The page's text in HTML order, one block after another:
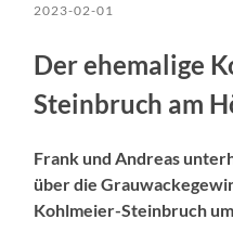
2023-02-01
Der ehemalige
Steinbruch am
Frank und Andreas
über die
Kohlmeier-Steinbruch um